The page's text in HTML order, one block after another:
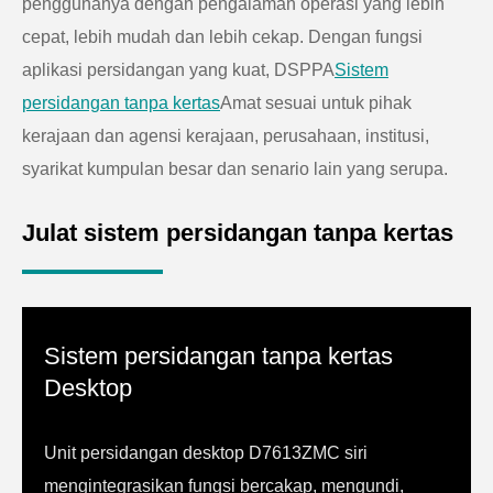
penggunanya dengan pengalaman operasi yang lebih
cepat, lebih mudah dan lebih cekap. Dengan fungsi
aplikasi persidangan yang kuat, DSPPASistem
persidangan tanpa kertasAmat sesuai untuk pihak
kerajaan dan agensi kerajaan, perusahaan, institusi,
syarikat kumpulan besar dan senario lain yang serupa.
Julat sistem persidangan tanpa kertas
Sistem persidangan tanpa kertas
Desktop
Unit persidangan desktop D7613ZMC siri
mengintegrasikan fungsi bercakap, mengundi,